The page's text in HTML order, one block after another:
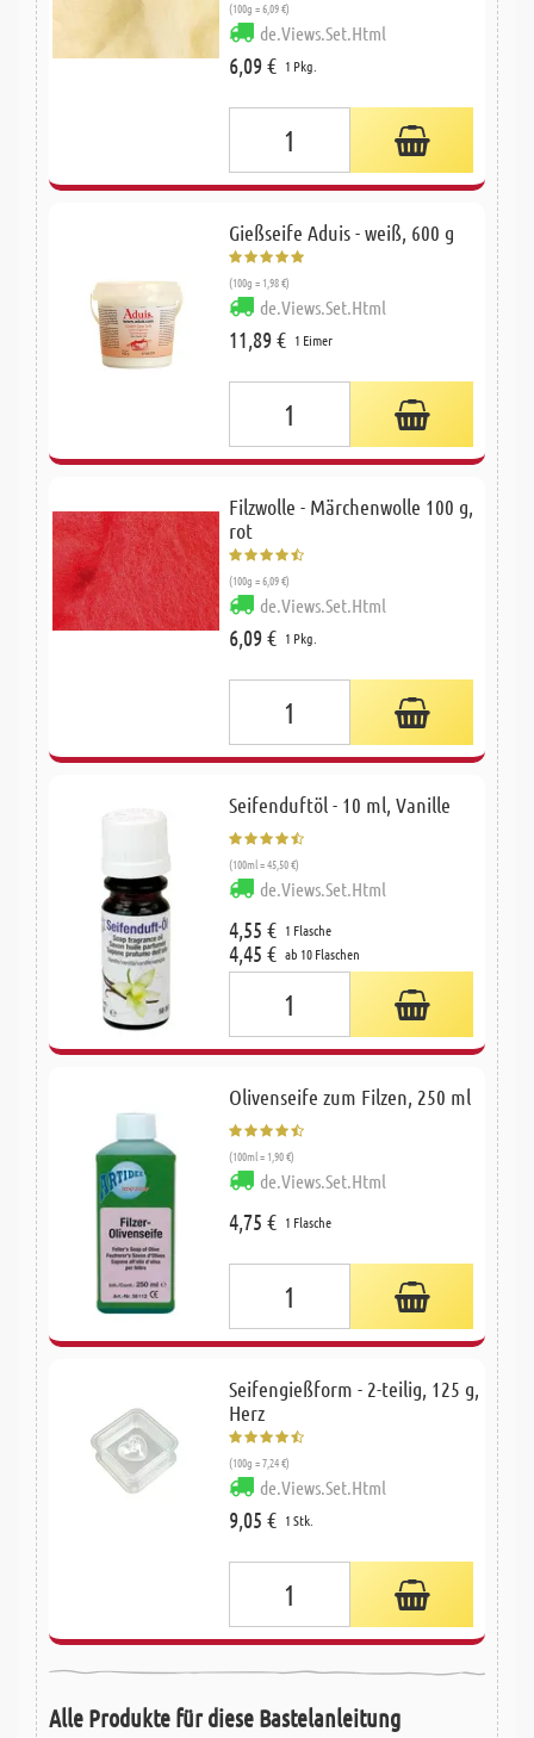
(100g = 6,09 €)
de.Views.Set.Html
6,09 € 1 Pkg.
Gießseife Aduis - weiß, 600 g
(100g = 1,98 €)
de.Views.Set.Html
11,89 € 1 Eimer
Filzwolle - Märchenwolle 100 g,
rot
(100g = 6,09 €)
de.Views.Set.Html
6,09 € 1 Pkg.
Seifenduftöl - 10 ml, Vanille
(100ml = 45,50 €)
de.Views.Set.Html
4,55 € 1 Flasche
4,45 € ab 10 Flaschen
Olivenseife zum Filzen, 250 ml
(100ml = 1,90 €)
de.Views.Set.Html
4,75 € 1 Flasche
Seifengießform - 2-teilig, 125 g,
Herz
(100g = 7,24 €)
de.Views.Set.Html
9,05 € 1 Stk.
Alle Produkte für diese Bastelanleitung